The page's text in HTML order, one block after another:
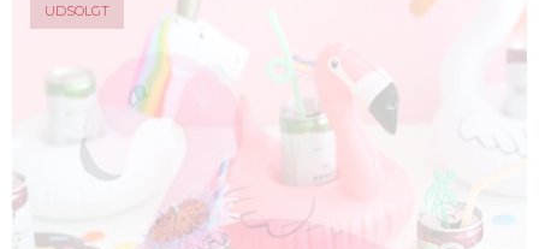
UDSOLGT